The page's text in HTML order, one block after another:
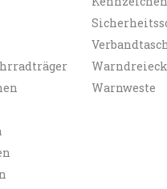
Warndreieck
Warnweste